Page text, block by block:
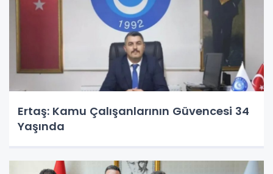
Ertaş: Kamu Çalışanlarının Güvencesi 34
Yaşında